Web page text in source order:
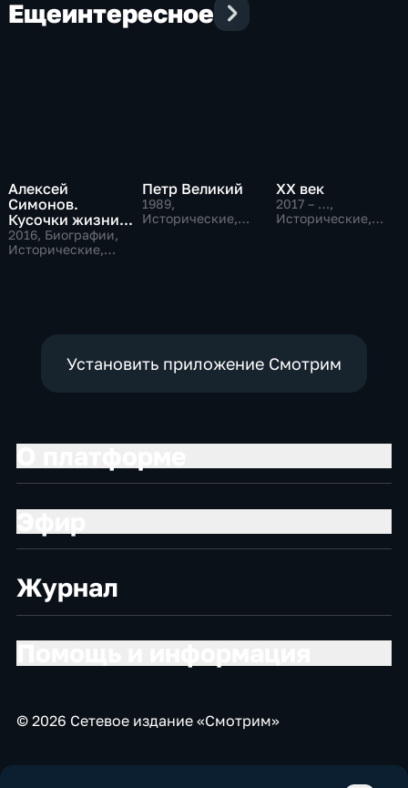
Ещеинтересное
Алексей
Симонов.
Кусочки жизни...
2016, Биографии,
Исторические,
Петр Великий
1989,
Исторические,
XX век
2017 – …,
Исторические,
Установить приложение Смотрим
Журнал
© 2026 Сетевое издание «Смотрим»